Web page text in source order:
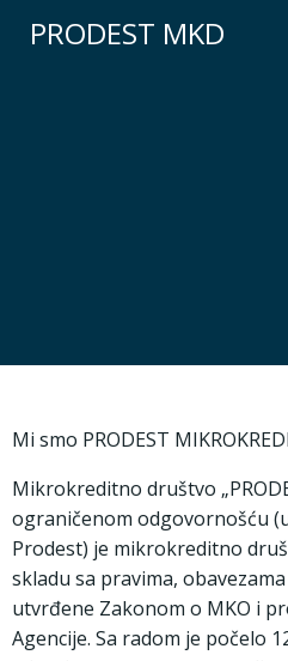
PRODEST MKD
Mi smo PRODEST
Mikrokreditno društvo
ograničenom odgovornošću
Prodest) je mikrokreditno
skladu sa pravima,
utvrđene Zakonom o MKO i
Agencije. Sa radom je počelo